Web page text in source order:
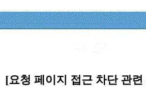
[요청 페이지 접근 차단 관